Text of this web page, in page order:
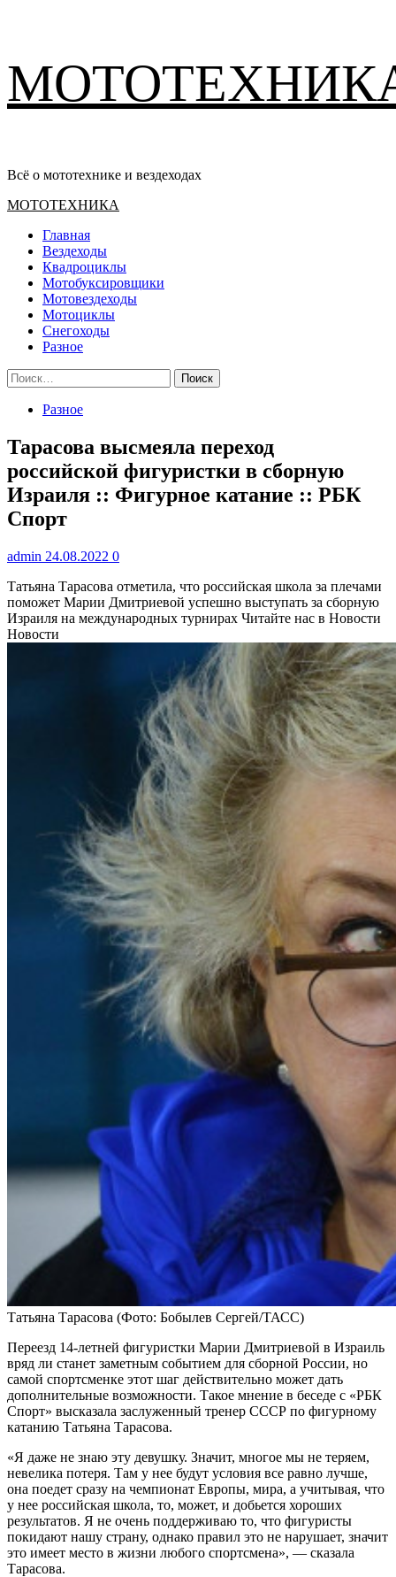
содержимому
Всё о мототехнике и вездеходах
Основное
МОТОТЕХНИКА
Главная
Вездеходы
Квадроциклы
Мотобуксировщики
Мотовездеходы
Мотоциклы
Снегоходы
Разное
Найти:
Разное
Тарасова высмеяла переход
российской фигуристки в сборную
Израиля :: Фигурное катание :: РБК
Спорт
admin 24.08.2022 0
Татьяна Тарасова отметила, что российская школа за плечами
поможет Марии Дмитриевой успешно выступать за сборную
Израиля на международных турнирах Читайте нас в Новости
Новости
Татьяна Тарасова (Фото: Бобылев Сергей/ТАСС)
Переезд 14-летней фигуристки Марии Дмитриевой в Израиль
вряд ли станет заметным событием для сборной России, но
самой спортсменке этот шаг действительно может дать
дополнительные возможности. Такое мнение в беседе с «РБК
Спорт» высказала заслуженный тренер СССР по фигурному
катанию Татьяна Тарасова.
«Я даже не знаю эту девушку. Значит, многое мы не теряем,
невелика потеря. Там у нее будут условия все равно лучше,
она поедет сразу на чемпионат Европы, мира, а учитывая, что
у нее российская школа, то, может, и добьется хороших
результатов. Я не очень поддерживаю то, что фигуристы
покидают нашу страну, однако правил это не нарушает, значит
это имеет место в жизни любого спортсмена», — сказала
Тарасова.